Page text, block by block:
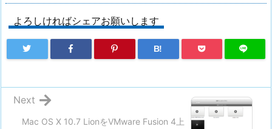
よろしければシェアお願いします
B!
Mac OS X 10.7 LionをVMware Fusion 4上
Next